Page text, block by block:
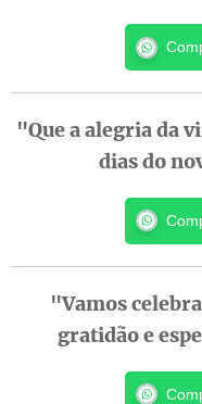
"Que a alegria da
dias do
"Vamos
gratidão e